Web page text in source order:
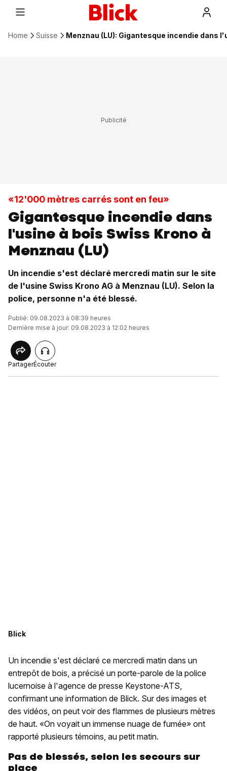
Home Suisse Menznau (LU): Gigantesque incendie dans
«12'000 mètres carrés sont en feu»
Gigantesque incendie dans
l'usine à bois Swiss Krono à
Menznau (LU)
Un incendie s'est déclaré mercredi matin sur le site
de l'usine Swiss Krono AG à Menznau (LU). Selon la
police, personne n'a été blessé.
Publié: 09.08.2023 à 08:39 heures
Dernière mise à jour: 09.08.2023 à 12:02 heures
PartagerÉcouter
Blick
Un incendie s'est déclaré ce mercredi matin dans un
entrepôt de bois, a précisé un porte-parole de la police
lucernoise à l'agence de presse Keystone-ATS,
confirmant une information de Blick. Sur des images et
des vidéos, on peut voir des flammes de plusieurs mètres
de haut. «On voyait un immense nuage de fumée» ont
rapporté plusieurs témoins, au petit matin.
Pas de blessés, selon les secours sur
place